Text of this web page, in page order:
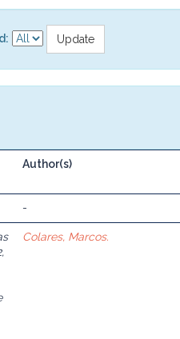
Author(s)
-
Colares, Marcos.